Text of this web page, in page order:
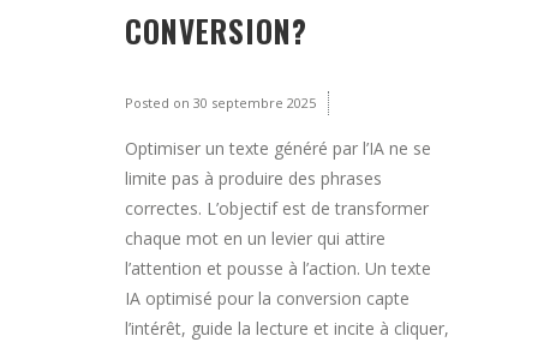
CONVERSION?
Posted on 30 septembre 2025
Optimiser un texte généré par l’IA ne se
limite pas à produire des phrases
correctes. L’objectif est de transformer
chaque mot en un levier qui attire
l’attention et pousse à l’action. Un texte
IA optimisé pour la conversion capte
l’intérêt, guide la lecture et incite à cliquer,